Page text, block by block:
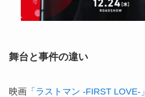
舞台と事件の違い
映画「ラストマン -FIRST LOVE-」